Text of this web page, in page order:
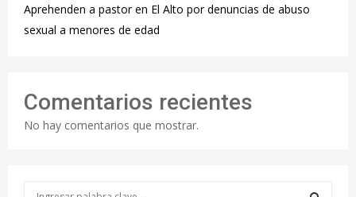
Aprehenden a pastor en El Alto por denuncias de abuso
sexual a menores de edad
Comentarios recientes
No hay comentarios que mostrar.